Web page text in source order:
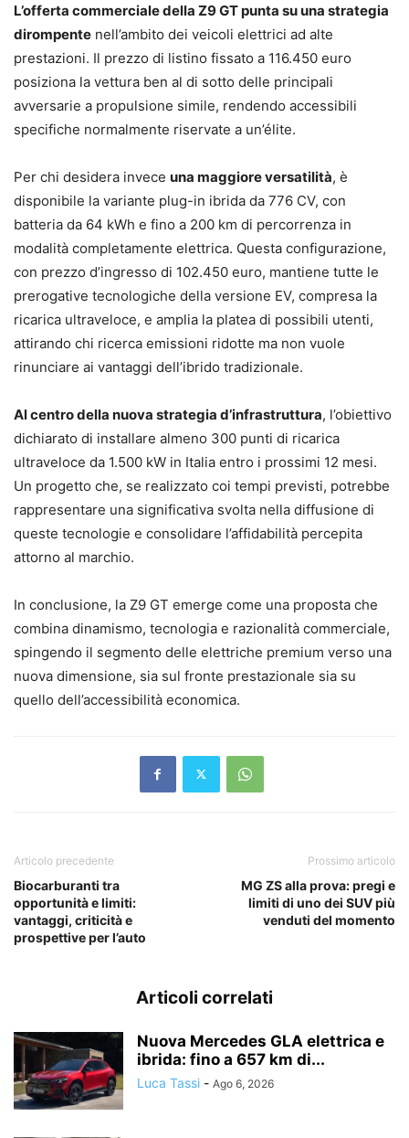
L’offerta commerciale della Z9 GT punta su una strategia
dirompente nell’ambito dei veicoli elettrici ad alte
prestazioni. Il prezzo di listino fissato a 116.450 euro
posiziona la vettura ben al di sotto delle principali
avversarie a propulsione simile, rendendo accessibili
specifiche normalmente riservate a un’élite.
Per chi desidera invece una maggiore versatilità, è
disponibile la variante plug-in ibrida da 776 CV, con
batteria da 64 kWh e fino a 200 km di percorrenza in
modalità completamente elettrica. Questa configurazione,
con prezzo d’ingresso di 102.450 euro, mantiene tutte le
prerogative tecnologiche della versione EV, compresa la
ricarica ultraveloce, e amplia la platea di possibili utenti,
attirando chi ricerca emissioni ridotte ma non vuole
rinunciare ai vantaggi dell’ibrido tradizionale.
Al centro della nuova strategia d’infrastruttura, l’obiettivo
dichiarato di installare almeno 300 punti di ricarica
ultraveloce da 1.500 kW in Italia entro i prossimi 12 mesi.
Un progetto che, se realizzato coi tempi previsti, potrebbe
rappresentare una significativa svolta nella diffusione di
queste tecnologie e consolidare l’affidabilità percepita
attorno al marchio.
In conclusione, la Z9 GT emerge come una proposta che
combina dinamismo, tecnologia e razionalità commerciale,
spingendo il segmento delle elettriche premium verso una
nuova dimensione, sia sul fronte prestazionale sia su
quello dell’accessibilità economica.
Articolo precedente
Biocarburanti tra
opportunità e limiti:
vantaggi, criticità e
prospettive per l’auto
Prossimo articolo
MG ZS alla prova: pregi e
limiti di uno dei SUV più
venduti del momento
Articoli correlati
Nuova Mercedes GLA elettrica e
ibrida: fino a 657 km di...
Luca Tassi - Ago 6, 2026